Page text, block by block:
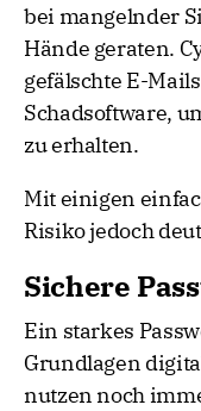
bei mangelnder
Hände geraten.
gefälschte E-
Schadsoftware,
zu erhalten.
Mit einigen
Risiko jedoch
Sichere
Ein starkes
Grundlagen
nutzen noch